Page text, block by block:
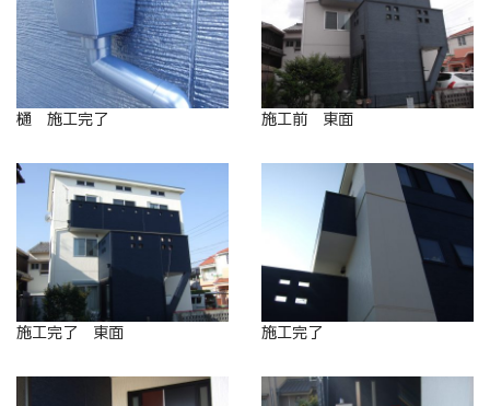
樋 施工完了 施工前 東面
施工完了 東面 施工完了